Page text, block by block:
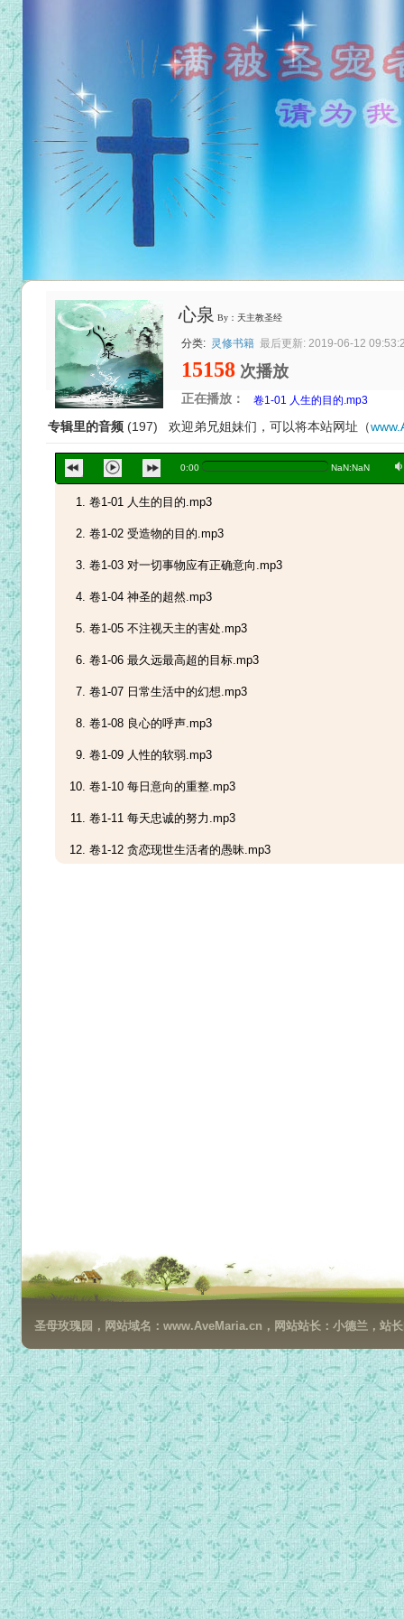
心泉 By：天主教圣经
分类: 灵修书籍 最后更新: 2019-06-12
15158 次播放
正在播放：
专辑里的音频 (197) 欢迎弟兄姐妹们，可以将本站网址（
0:00 NaN:NaN a
卷1-01 人生的目的.mp3
卷1-01 人生的目的.mp3
卷1-02 受造物的目的.mp3
卷1-03 对一切事物应有正确意向.mp3
卷1-04 神圣的超然.mp3
卷1-05 不注视天主的害处.mp3
卷1-06 最久远最高超的目标.mp3
卷1-07 日常生活中的幻想.mp3
卷1-08 良心的呼声.mp3
卷1-09 人性的软弱.mp3
卷1-10 每日意向的重整.mp3
卷1-11 每天忠诚的努力.mp3
卷1-12 贪恋现世生活者的愚昧.mp3
卷1-25 人类最大的宝藏.mp3
卷1-26 新生的开始.mp3
卷1-27 圣化每日的生活.mp3
卷1-28 与天主间的友谊.mp3
卷1-29 人性内在的冲突.mp3
卷1-30 人类低劣的本性.mp3
卷1-31 坦认已过.mp3
卷1-32 毛病的魁首.mp3
卷1-33 关心自己的必要.mp3
卷1-34 成圣的方法与障碍.mp3
卷1-35 神修生活上的权变.mp3
卷1-36 勤领圣体.mp3
圣母玫瑰园，网站域名：www.AveMaria.cn，网站站长：小德兰，